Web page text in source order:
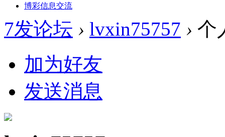
博彩信息交流
7发论坛 › lvxin75757 › 个
加为好友
发送消息